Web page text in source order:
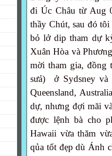
đi Úc Châu từ Aug
thầy Chút, sau đó
bỏ lở dip tham dự
Xuân Hòa và
mời tham gia,
sưả) ở Sydsney và
Queensland,
dự, nhưng đợi mãi
được lệnh bà cho
Hawaii vừa thăm
qủa tốt đẹp dù Ánh